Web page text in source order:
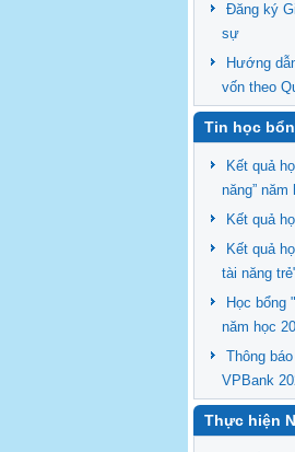
Đăng ký
sự
Hướng
vốn theo
Tin học
Kết quả
năng” năm
Kết quả
Kết quả
tài năng
Học bổng
năm học
Thông
VPBank
Thực hiện